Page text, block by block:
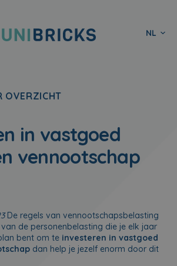
NL
OVERZICHT
in vastgoed
vennootschap
De regels van vennootschapsbelasting
de personenbelasting die je elk jaar
bent om te investeren in vastgoed
dan help je jezelf enorm door dit